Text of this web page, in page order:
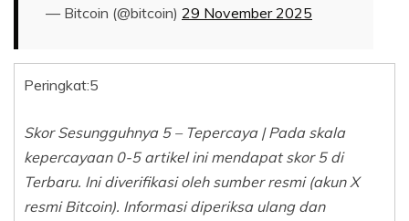
— Bitcoin (@bitcoin) 29 November 2025
Peringkat:5
Skor Sesungguhnya 5 – Tepercaya | Pada skala
kepercayaan 0-5 artikel ini mendapat skor 5 di
Terbaru. Ini diverifikasi oleh sumber resmi (akun X
resmi Bitcoin). Informasi diperiksa ulang dan